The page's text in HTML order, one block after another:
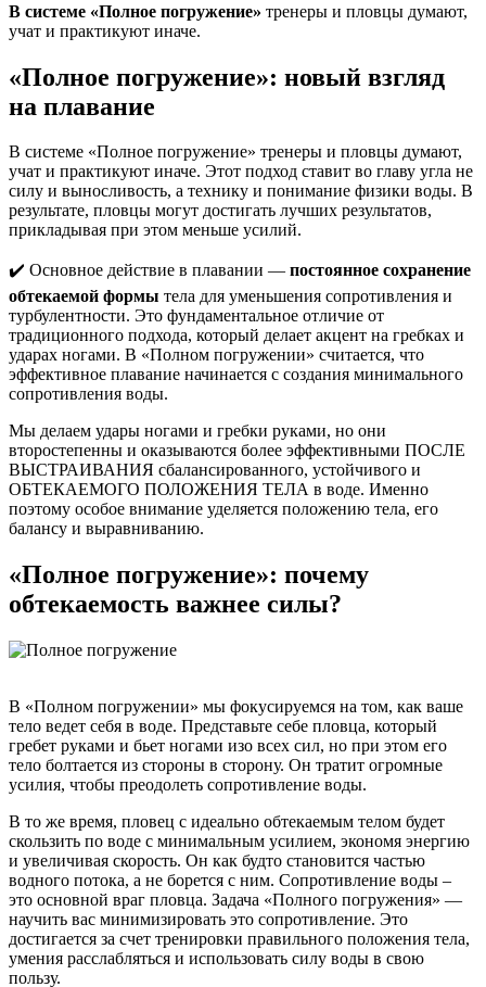
В системе «Полное погружение» тренеры и пловцы думают,
учат и практикуют иначе.
«Полное погружение»: новый взгляд
на плавание
В системе «Полное погружение» тренеры и пловцы думают,
учат и практикуют иначе. Этот подход ставит во главу угла не
силу и выносливость, а технику и понимание физики воды. В
результате, пловцы могут достигать лучших результатов,
прикладывая при этом меньше усилий.
✔️ Основное действие в плавании — постоянное сохранение
обтекаемой формы тела для уменьшения сопротивления и
турбулентности. Это фундаментальное отличие от
традиционного подхода, который делает акцент на гребках и
ударах ногами. В «Полном погружении» считается, что
эффективное плавание начинается с создания минимального
сопротивления воды.
Мы делаем удары ногами и гребки руками, но они
второстепенны и оказываются более эффективными ПОСЛЕ
ВЫСТРАИВАНИЯ сбалансированного, устойчивого и
ОБТЕКАЕМОГО ПОЛОЖЕНИЯ ТЕЛА в воде. Именно
поэтому особое внимание уделяется положению тела, его
балансу и выравниванию.
«Полное погружение»: почему
обтекаемость важнее силы?
В «Полном погружении» мы фокусируемся на том, как ваше
тело ведет себя в воде. Представьте себе пловца, который
гребет руками и бьет ногами изо всех сил, но при этом его
тело болтается из стороны в сторону. Он тратит огромные
усилия, чтобы преодолеть сопротивление воды.
В то же время, пловец с идеально обтекаемым телом будет
скользить по воде с минимальным усилием, экономя энергию
и увеличивая скорость. Он как будто становится частью
водного потока, а не борется с ним. Сопротивление воды –
это основной враг пловца. Задача «Полного погружения» —
научить вас минимизировать это сопротивление. Это
достигается за счет тренировки правильного положения тела,
умения расслабляться и использовать силу воды в свою
пользу.